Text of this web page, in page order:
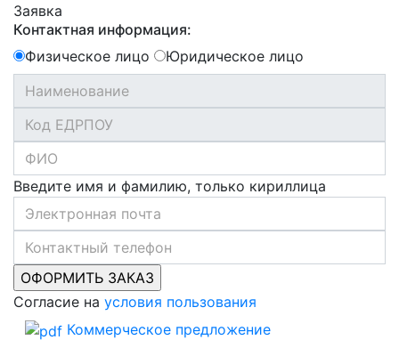
Заявка
Контактная информация:
Физическое лицо
Юридическое лицо
Введите имя и фамилию, только кириллица
Согласие на условия пользования
Коммерческое предложение